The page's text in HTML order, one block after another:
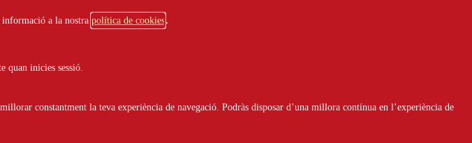
a la nostra política de cookies
quan inicies sessió.
constantment la teva experiència de navegació. Podràs disposar d’una millora contínua en l’experiència de